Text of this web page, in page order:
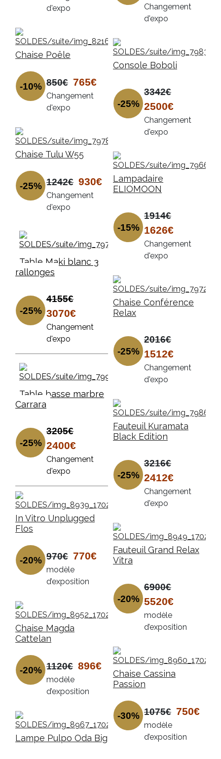
d'expo
Changement
d'expo
Chaise Poêle
-10% 850€ 765€
Changement
d'expo
Console Boboli
-25%
3342€
2500€
Changement
d'expo
Chaise Tulu W55
-25% 1242€ 930€
Changement
d'expo
Lampadaire
ELIOMOON
-15%
1914€
1626€
Changement
d'expo
Table Maki blanc 3
rallonges
-25%
4155€
3070€
Changement
d'expo
Chaise Conférence
Relax
-25%
2016€
1512€
Changement
d'expo
Table basse marbre
Carrara
-25%
3205€
2400€
Changement
d'expo
Fauteuil Kuramata
Black Edition
-25%
3216€
2412€
Changement
d'expo
In Vitro Unplugged
Flos
-20% 970€ 770€
modèle
d’exposition
Fauteuil Grand Relax
Vitra
-20%
6900€
5520€
modèle
d’exposition
Chaise Magda
Cattelan
-20% 1120€ 896€
modèle
d’exposition
Chaise Cassina
Passion
-30% 1075€ 750€
modèle
d’exposition
Lampe Pulpo Oda Big